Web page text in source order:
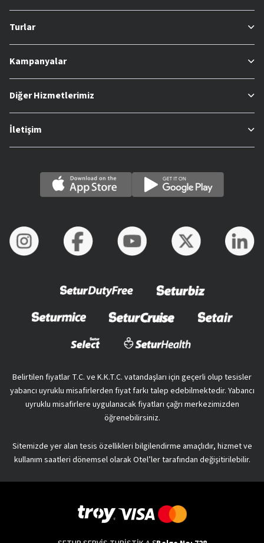
Turlar
Kampanyalar
Diğer Hizmetlerimiz
İletişim
Belirtilen fiyatlar T.C. ve K.K.T.C. vatandaşları için geçerli olup tesisler
yabancı uyruklu misafirlerden fiyat farkı talep edebilmektedir. Yabancı
uyruklu misafirlere uygulanacak fiyatları çağrı merkezimizden
öğrenebilirsiniz.
Sitemizde yer alan tesis özellikleri bilgilendirme amaçlıdır, hizmet ve
kullanım saatleri dönemsel olarak Otel’ler tarafından değişitirilebilir.